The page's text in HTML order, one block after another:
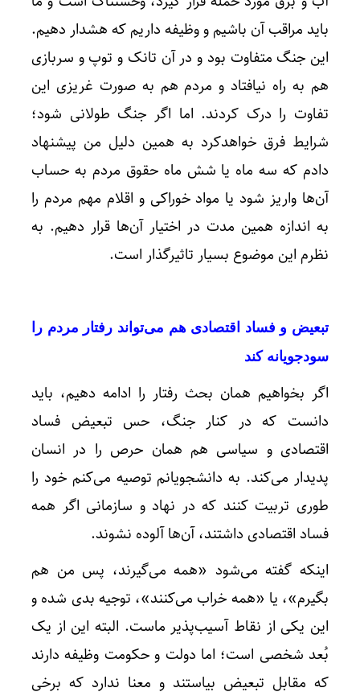
باید مراقب آن باشیم و وظیفه داریم که هشدار دهیم.
این جنگ متفاوت بود و در آن تانک و توپ و سربازی
هم به راه نیافتاد و مردم هم به صورت غریزی این
تفاوت را درک کردند. اما اگر جنگ طولانی شود؛
شرایط فرق خواهدکرد به همین دلیل من پیشنهاد
دادم که سه ماه یا شش ماه حقوق مردم به حساب
آن‌ها واریز شود یا مواد خوراکی و اقلام مهم مردم را
به اندازه همین مدت در اختیار آن‌ها قرار دهیم. به
نظرم این موضوع بسیار تاثیرگذار است.
تبعیض و فساد اقتصادی هم می‌تواند رفتار مردم را
سودجویانه کند
اگر بخواهیم همان بحث رفتار را ادامه دهیم، باید
دانست که در کنار جنگ، حس تبعیض فساد
اقتصادی و سیاسی هم همان حرص را در انسان
پدیدار می‌کند. به دانشجویانم توصیه می‌کنم خود را
طوری تربیت کنند که در نهاد و سازمانی اگر همه
فساد اقتصادی داشتند، آن‌ها آلوده نشوند.
اینکه گفته می‌شود «همه می‌گیرند، پس من هم
بگیرم»، یا «همه خراب می‌کنند»، توجیه بدی شده و
این یکی از نقاط آسیب‌پذیر ماست. البته این از یک
بُعد شخصی است؛ اما دولت و حکومت وظیفه دارند
که مقابل تبعیض بیاستند و معنا ندارد که برخی